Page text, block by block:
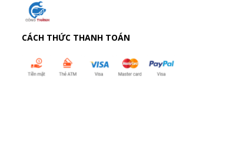
CÁCH THỨC THANH TOÁN